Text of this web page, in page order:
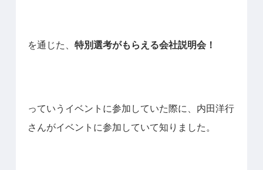
を通じた、 特別選考がもらえる会社説明会！
っていうイベントに参加していた際に、内田洋行
さんがイベントに参加していて知りました。